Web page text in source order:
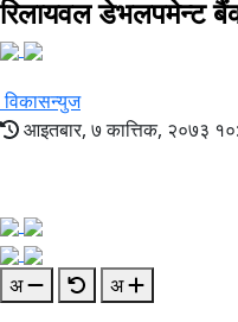
रिलायवल
विकासन्युज
आइतबार, ७ कात्तिक, २०७३
अ
अ